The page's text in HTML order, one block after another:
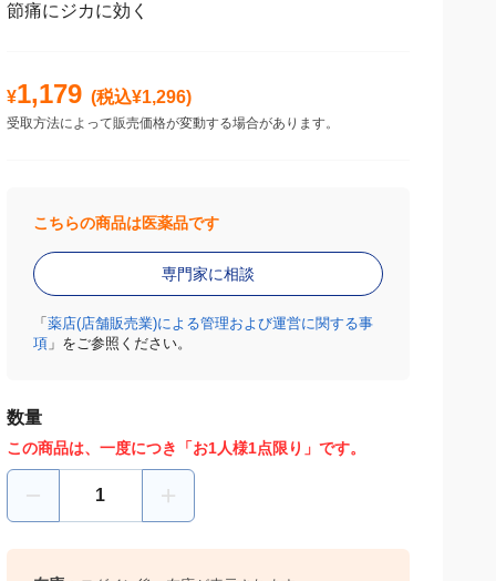
節痛にジカに効く
¥1,179 (税込¥1,296)
受取方法によって販売価格が変動する場合があります。
こちらの商品は医薬品です
専門家に相談
薬店(店舗販売業)による管理および運営に関する事
項」をご参照ください。
数量
この商品は、一度につき「お1人様1点限り」です。